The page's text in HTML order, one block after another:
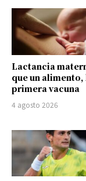
Lactancia
que un alimento,
primera vacuna
4 agosto 2026